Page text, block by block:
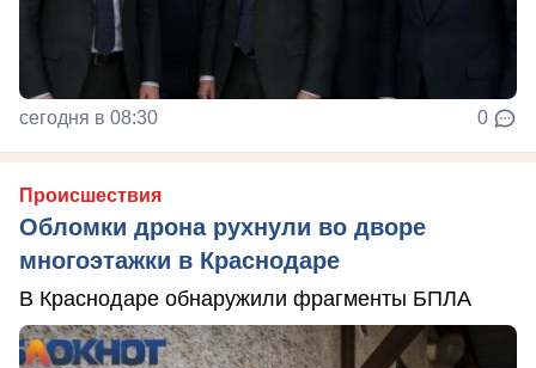
сегодня в 08:30 0
Происшествия
Обломки дрона рухнули во дворе
многоэтажки в Краснодаре
В Краснодаре обнаружили фрагменты БПЛА